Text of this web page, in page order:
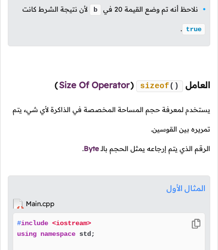
نلاحظ أنه تم وضع القيمة 20 في b لأن نتيجة الشرط كانت
true
.
العامل sizeof()
(
Size Of Operator
)
يستخدم لمعرفة حجم المساحة المخصصة في الذاكرة لأي شيء يتم
تمريره بين القوسين.
الرقم الذي يتم إرجاعه يمثل الحجم بالـByte
.
المثال الأول
Main.cpp
#include <iostream>
using namespace std;